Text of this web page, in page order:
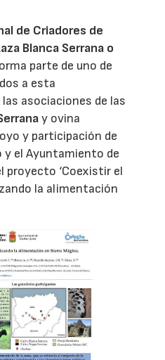
de Criadores de
Blanca Serrana o
parte de uno de
a esta
asociaciones de las
y ovina
y participación de
y el Ayuntamiento de
proyecto ‘Coexistir el
la alimentación